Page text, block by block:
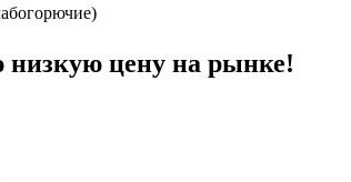
низкую цену на рынке!